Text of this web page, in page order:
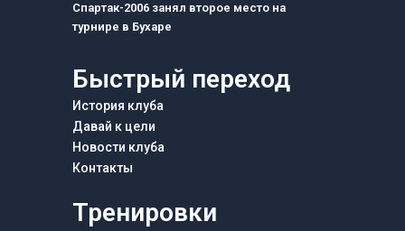
Спартак-2006 занял второе место на
турнире в Бухаре
Быстрый переход
История клуба
Давай к цели
Новости клуба
Контакты
Тренировки